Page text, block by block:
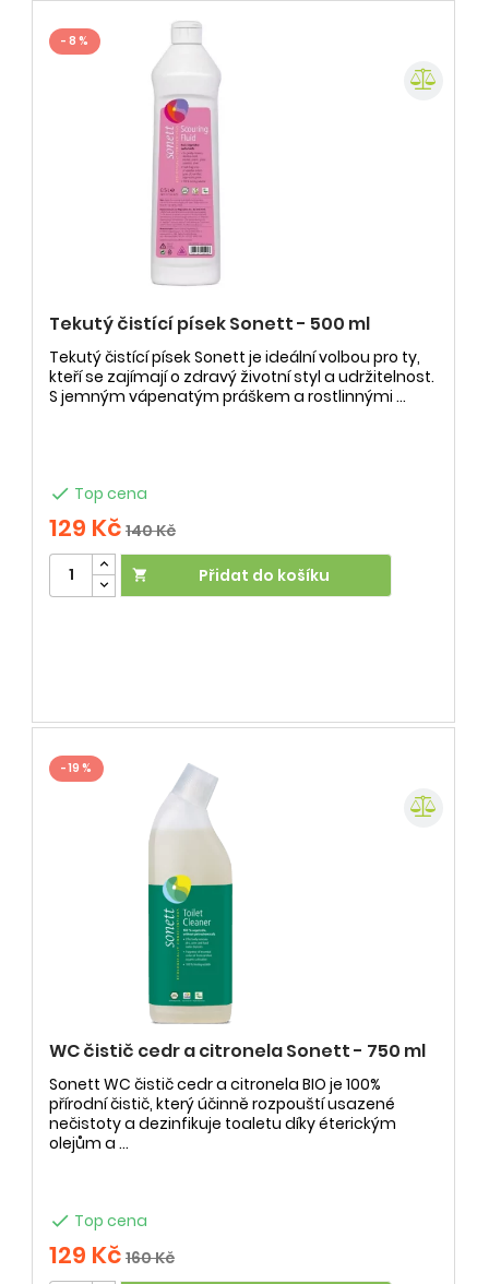
- 8 %
Tekutý čistící písek Sonett - 500 ml
Tekutý čistící písek Sonett je ideální volbou pro ty,
kteří se zajímají o zdravý životní styl a udržitelnost.
S jemným vápenatým práškem a rostlinnými ...
 Top cena
129 Kč 140 Kč
 Přidat do košíku
- 19 %
WC čistič cedr a citronela Sonett - 750 ml
Sonett WC čistič cedr a citronela BIO je 100%
přírodní čistič, který účinně rozpouští usazené
nečistoty a dezinfikuje toaletu díky éterickým
olejům a ...
 Top cena
129 Kč 160 Kč